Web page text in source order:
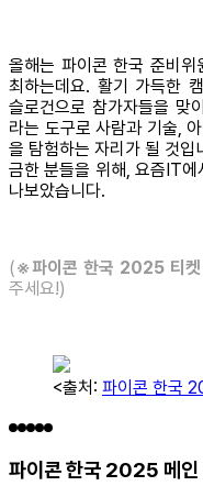
올해는 파이콘 한국 준비
최하는데요. 활기 가득한
슬로건으로 참가자들을 맞
라는 도구로 사람과 기술,
을 탐험하는 자리가 될 것입
금한 분들을 위해, 요즘IT
나보았습니다.
(※파이콘 한국 2025 티켓
주세요!)
<출처: 파이콘 한국
파이콘 한국 2025 메인